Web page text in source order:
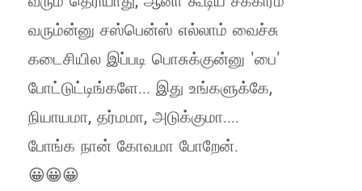
வரும்ன்னு சஸ்பென்ஸ் எல்லாம் வைச்சு
கடைசியில இப்படி பொசுக்குன்னு 'பை'
போட்டுட்டிங்களே... இது உங்களுக்கே,
நியாயமா, தர்மமா, அடுக்குமா....
போங்க நான் கோவமா போறேன்.
😀😀😀